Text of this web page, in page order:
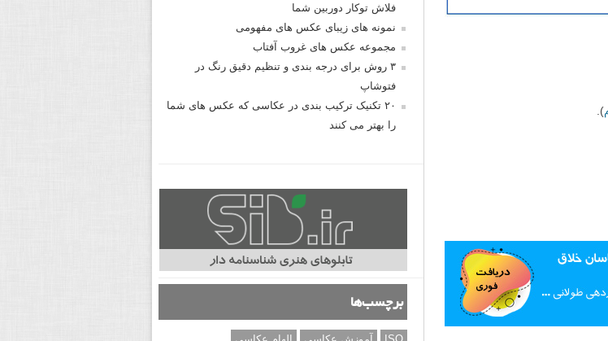
فلاش توکار دوربین شما
نمونه های زیبای عکس های مفهومی
مجموعه عکس های غروب آفتاب
۳ روش برای درجه بندی و تنظیم دقیق رنگ در
فتوشاپ
۲۰ تکنیک ترکیب بندی در عکاسی که عکس های شما
را بهتر می کنند
برچسب‌ها